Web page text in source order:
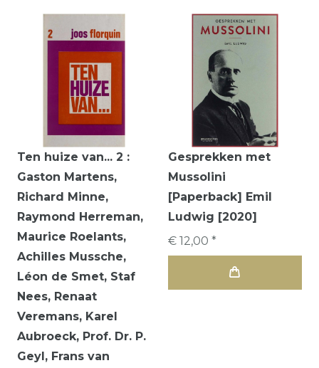
Ten huize van... 2 :
Gaston Martens,
Richard Minne,
Raymond Herreman,
Maurice Roelants,
Achilles Mussche,
Léon de Smet, Staf
Nees, Renaat
Veremans, Karel
Aubroeck, Prof. Dr. P.
Geyl, Frans van
Gesprekken met
Mussolini
[Paperback] Emil
Ludwig [2020]
€ 12,00 *